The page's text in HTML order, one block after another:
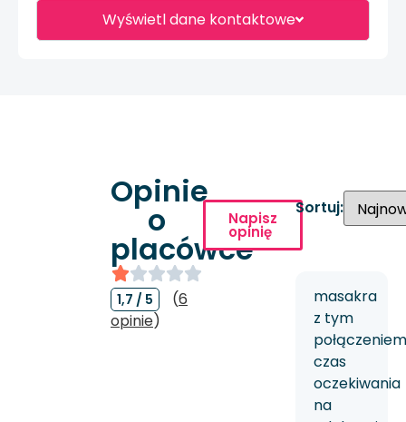
Wyświetl dane kontaktowe
Opinie
o
placówce
1,7 / 5 (6
opinie)
Napisz
opinię
Sortuj:
masakra
z tym
czas
oczekiwania
na